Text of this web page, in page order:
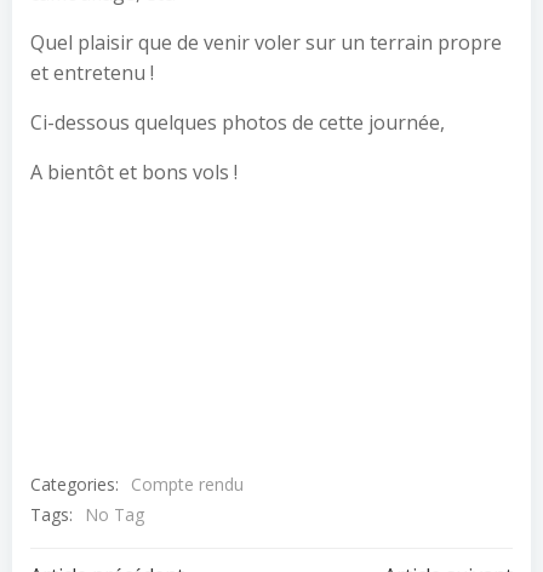
Quel plaisir que de venir voler sur un terrain propre
et entretenu !
Ci-dessous quelques photos de cette journée,
A bientôt et bons vols !
Categories:
Compte rendu
Tags:
No Tag